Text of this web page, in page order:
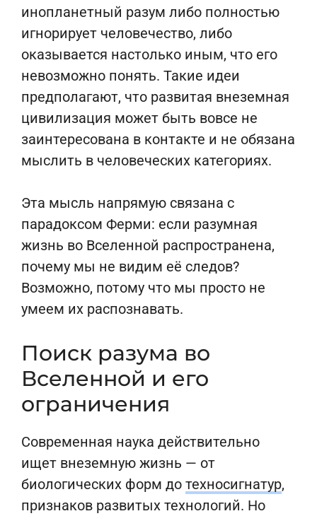
инопланетный разум либо полностью
игнорирует человечество, либо
оказывается настолько иным, что его
невозможно понять. Такие идеи
предполагают, что развитая внеземная
цивилизация может быть вовсе не
заинтересована в контакте и не обязана
мыслить в человеческих категориях.
Эта мысль напрямую связана с
парадоксом Ферми: если разумная
жизнь во Вселенной распространена,
почему мы не видим её следов?
Возможно, потому что мы просто не
умеем их распознавать.
Поиск разума во
Вселенной и его
ограничения
Современная наука действительно
ищет внеземную жизнь — от
биологических форм до техносигнатур,
признаков развитых технологий. Но